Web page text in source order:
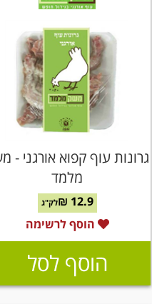
גרונות עוף קפוא אורגני -
מלמד
12.9 ₪ לק"ג
הוסף לרשימה
הוסף לסל